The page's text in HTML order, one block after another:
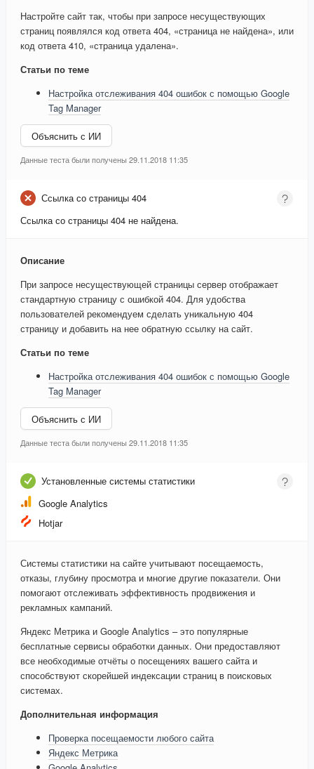
Настройте сайт так, чтобы при запросе несуществующих
страниц появлялся код ответа 404, «страница не найдена», или
код ответа 410, «страница удалена».
Статьи по теме
Настройка отслеживания 404 ошибок с помощью Google
Tag Manager
Объяснить с ИИ
Данные теста были получены 29.11.2018 11:35
Ссылка со страницы 404
Ссылка со страницы 404 не найдена.
Описание
При запросе несуществующей страницы сервер отображает
стандартную страницу с ошибкой 404. Для удобства
пользователей рекомендуем сделать уникальную 404
страницу и добавить на нее обратную ссылку на сайт.
Статьи по теме
Настройка отслеживания 404 ошибок с помощью Google
Tag Manager
Объяснить с ИИ
Данные теста были получены 29.11.2018 11:35
Установленные системы статистики
Google Analytics
Hotjar
Системы статистики на сайте учитывают посещаемость,
отказы, глубину просмотра и многие другие показатели. Они
помогают отслеживать эффективность продвижения и
рекламных кампаний.
Яндекс Метрика и Google Analytics – это популярные
бесплатные сервисы обработки данных. Они предоставляют
все необходимые отчёты о посещениях вашего сайта и
способствуют скорейшей индексации страниц в поисковых
системах.
Дополнительная информация
Проверка посещаемости любого сайта
Яндекс Метрика